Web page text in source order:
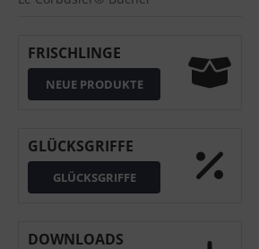
FRISCHLINGE
NEUE PRODUKTE
GLÜCKSGRIFFE
GLÜCKSGRIFFE
DOWNLOADS
GmbH